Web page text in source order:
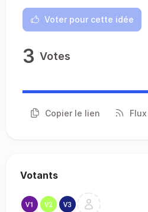
Voter pour cette idée
3 Votes
Copier le lien
Votants